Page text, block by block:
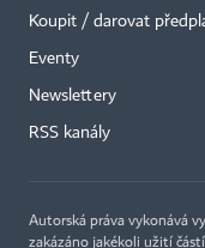
Koupit / darovat
Eventy
Newslettery
RSS kanály
Autorská práva vykonává
zakázáno jakékoli užití